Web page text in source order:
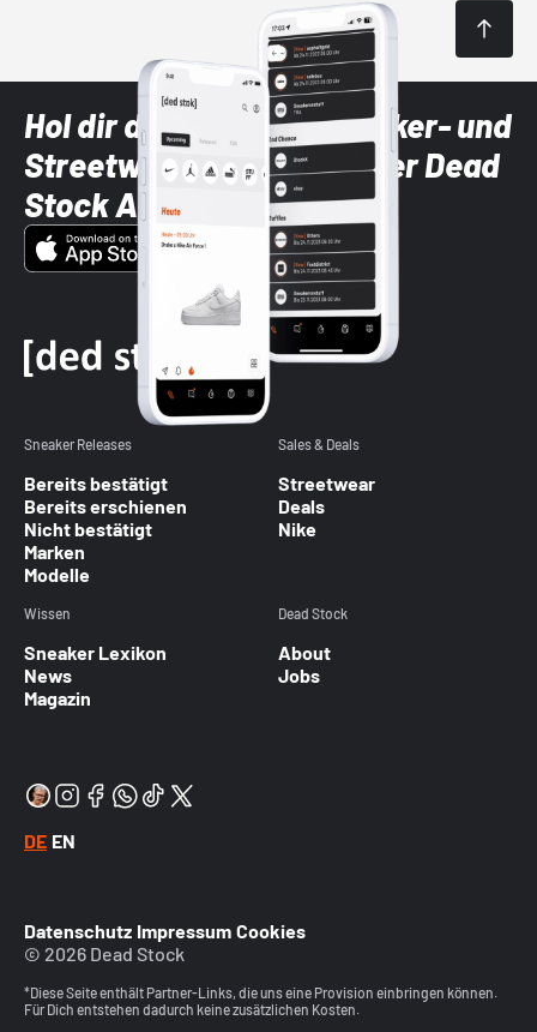
Hol dir die neuesten Sneaker- und
Streetwear-Brands mit der Dead
Stock App
Sneaker Releases
Bereits bestätigt
Bereits erschienen
Nicht bestätigt
Marken
Modelle
Sales & Deals
Streetwear
Deals
Nike
Wissen
Sneaker Lexikon
News
Magazin
Dead Stock
About
Jobs
DE EN
Datenschutz Impressum Cookies
© 2026 Dead Stock
*Diese Seite enthält Partner-Links, die uns eine Provision einbringen können.
Für Dich entstehen dadurch keine zusätzlichen Kosten.